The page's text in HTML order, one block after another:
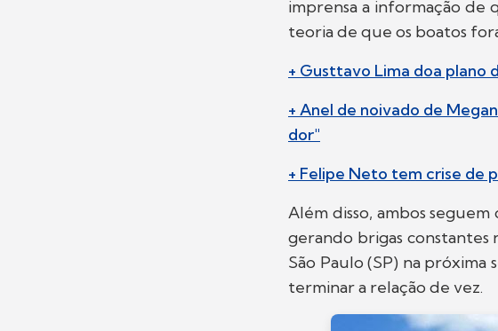
imprensa a informação de
teoria de que os boatos
+ Gusttavo Lima doa plano
+ Anel de noivado de
dor"
+ Felipe Neto tem crise de
Além disso, ambos
gerando brigas constantes
São Paulo (SP) na próxima
terminar a relação de vez.